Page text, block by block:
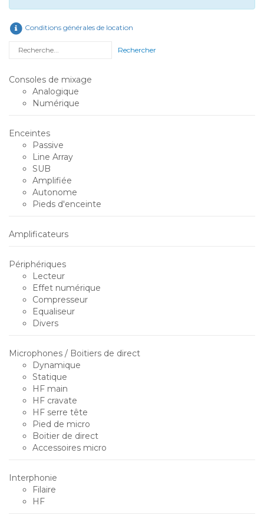
Conditions générales de location
Rechercher
Consoles de mixage
Analogique
Numérique
Enceintes
Passive
Line Array
SUB
Amplifiée
Autonome
Pieds d'enceinte
Amplificateurs
Périphériques
Lecteur
Effet numérique
Compresseur
Equaliseur
Divers
Microphones / Boitiers de direct
Dynamique
Statique
HF main
HF cravate
HF serre tête
Pied de micro
Boitier de direct
Accessoires micro
Interphonie
Filaire
HF